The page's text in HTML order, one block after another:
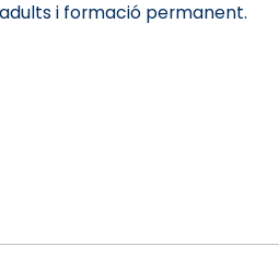
i formació permanent.